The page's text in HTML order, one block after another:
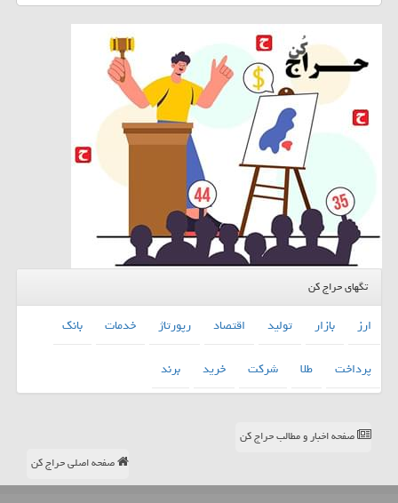
تگهای حراج کن
ارز بازار تولید اقتصاد رپورتاژ خدمات
بانك
پرداخت
طلا شركت خرید برند
صفحه اخبار و مطالب حراج کن
صفحه اصلی حراج کن